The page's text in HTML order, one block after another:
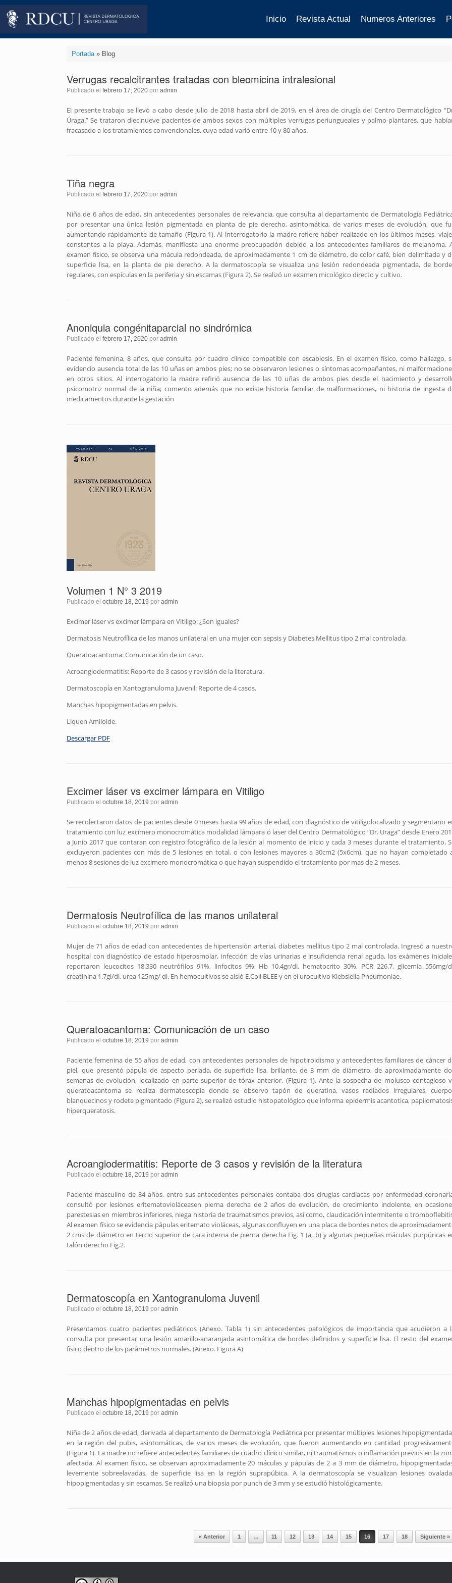
Saltar
contenido
Inicio Revista Actual Numeros Anteriores
Portada» Blog
Verrugas recalcitrantes tratadas con bleomicina intralesional
Publicado el febrero 17, 2020 por admin
El presente trabajo se llevó a cabo desde julio de 2018 hasta abril de 2019, en el área de cirugía del Centro Dermatológico
Úraga.” Se trataron diecinueve pacientes de ambos sexos con múltiples verrugas periungueales y palmo-plantares, que
fracasado a los tratamientos convencionales, cuya edad varió entre 10 y 80 años.
Tiña negra
Publicado el febrero 17, 2020 por admin
Niña de 6 años de edad, sin antecedentes personales de relevancia, que consulta al departamento de Dermatología
por presentar una única lesión pigmentada en planta de pie derecho, asintomática, de varios meses de evolución, que
aumentando rápidamente de tamaño (Figura 1). Al interrogatorio la madre refiere haber realizado en los últimos meses,
constantes a la playa. Además, manifiesta una enorme preocupación debido a los antecedentes familiares de melanoma.
examen físico, se observa una mácula redondeada, de aproximadamente 1 cm de diámetro, de color café, bien delimitada y
superficie lisa, en la planta de pie derecho. A la dermatoscopía se visualiza una lesión redondeada pigmentada, de
regulares, con espículas en la periferia y sin escamas (Figura 2). Se realizó un examen micológico directo y cultivo.
Anoniquia congénitaparcial no sindrómica
Publicado el febrero 17, 2020 por admin
Paciente femenina, 8 años, que consulta por cuadro clínico compatible con escabiosis. En el examen físico, como hallazgo,
evidencio ausencia total de las 10 uñas en ambos pies; no se observaron lesiones o síntomas acompañantes, ni
en otros sitios. Al interrogatorio la madre refirió ausencia de las 10 uñas de ambos pies desde el nacimiento y
psicomotriz normal de la niña; comento además que no existe historia familiar de malformaciones, ni historia de ingesta
medicamentos durante la gestación
Volumen 1 N° 3 2019
Publicado el octubre 18, 2019 por admin
Excimer láser vs excimer lámpara en Vitiligo: ¿Son iguales?
Dermatosis Neutrofílica de las manos unilateral en una mujer con sepsis y Diabetes Mellitus tipo 2 mal controlada.
Queratoacantoma: Comunicación de un caso.
Acroangiodermatitis: Reporte de 3 casos y revisión de la literatura.
Dermatoscopía en Xantogranuloma Juvenil: Reporte de 4 casos.
Manchas hipopigmentadas en pelvis.
Liquen Amiloide.
Descargar PDF
Excimer láser vs excimer lámpara en Vitiligo
Publicado el octubre 18, 2019 por admin
Se recolectaron datos de pacientes desde 0 meses hasta 99 años de edad, con diagnóstico de vitiligolocalizado y segmentario
tratamiento con luz excímero monocromática modalidad lámpara ó laser del Centro Dermatológico “Dr. Uraga” desde Enero
a Junio 2017 que contaran con registro fotográfico de la lesión al momento de inicio y cada 3 meses durante el tratamiento.
excluyeron pacientes con más de 5 lesiones en total, o con lesiones mayores a 30cm2 (5x6cm), que no hayan completado
menos 8 sesiones de luz excimero monocromática o que hayan suspendido el tratamiento por mas de 2 meses.
Dermatosis Neutrofílica de las manos unilateral
Publicado el octubre 18, 2019 por admin
Mujer de 71 años de edad con antecedentes de hipertensión arterial, diabetes mellitus tipo 2 mal controlada. Ingresó a
hospital con diagnóstico de estado hiperosmolar, infección de vías urinarias e insuficiencia renal aguda, los exámenes
reportaron leucocitos 18.330 neutrófilos 91%, linfocitos 9%, Hb 10.4gr/dl, hematocrito 30%, PCR 226.7, glicemia 556mg/
creatinina 1.7gl/dl, urea 125mg/ dl. En hemocultivos se aisló E.Coli BLEE y en el urocultivo Klebsiella Pneumoniae.
Queratoacantoma: Comunicación de un caso
Publicado el octubre 18, 2019 por admin
Paciente femenina de 55 años de edad, con antecedentes personales de hipotiroidismo y antecedentes familiares de cáncer
piel, que presentó pápula de aspecto perlada, de superficie lisa, brillante, de 3 mm de diámetro, de aproximadamente
semanas de evolución, localizado en parte superior de tórax anterior. (Figura 1). Ante la sospecha de molusco contagioso
queratoacantoma se realiza dermatoscopia donde se observo tapón de queratina, vasos radiados irregulares,
blanquecinos y rodete pigmentado (Figura 2), se realizó estudio histopatológico que informa epidermis acantotica,
hiperqueratosis.
Acroangiodermatitis: Reporte de 3 casos y revisión de la literatura
Publicado el octubre 18, 2019 por admin
Paciente masculino de 84 años, entre sus antecedentes personales contaba dos cirugías cardíacas por enfermedad
consultó por lesiones eritematovioláceasen pierna derecha de 2 años de evolución, de crecimiento indolente, en
parestesias en miembros inferiores, niega historia de traumatismos previos, así como, claudicación intermitente o
Al examen físico se evidencia pápulas eritemato violáceas, algunas confluyen en una placa de bordes netos de
2 cms de diámetro en tercio superior de cara interna de pierna derecha Fig. 1 (a, b) y algunas pequeñas máculas purpúricas
talón derecho Fig.2.
Dermatoscopía en Xantogranuloma Juvenil
Publicado el octubre 18, 2019 por admin
Presentamos cuatro pacientes pediátricos (Anexo. Tabla 1) sin antecedentes patológicos de importancia que acudieron a
consulta por presentar una lesión amarillo-anaranjada asintomática de bordes definidos y superficie lisa. El resto del
físico dentro de los parámetros normales. (Anexo. Figura A)
Manchas hipopigmentadas en pelvis
Publicado el octubre 18, 2019 por admin
Niña de 2 años de edad, derivada al departamento de Dermatología Pediátrica por presentar múltiples lesiones
en la región del pubis, asintomáticas, de varios meses de evolución, que fueron aumentando en cantidad
(Figura 1). La madre no refiere antecedentes familiares de cuadro clínico similar, ni traumatismos o inflamación previos en la
afectada. Al examen físico, se observan aproximadamente 20 máculas y pápulas de 2 a 3 mm de diámetro,
levemente sobreelavadas, de superficie lisa en la región suprapúbica. A la dermatoscopía se visualizan lesiones
hipopigmentadas y sin escamas. Se realizó una biopsia por punch de 3 mm y se estudió histológicamente.
« Anterior 1 … 11 12 13 14 15 16 17 18 Siguiente »